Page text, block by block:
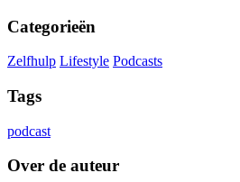
Categorieën
Zelfhulp Lifestyle Podcasts
Tags
podcast
Over de auteur